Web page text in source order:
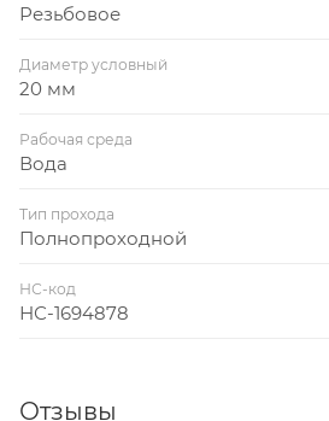
Резьбовое
Диаметр условный
20 мм
Рабочая среда
Вода
Тип прохода
Полнопроходной
НС-код
НС-1694878
Отзывы